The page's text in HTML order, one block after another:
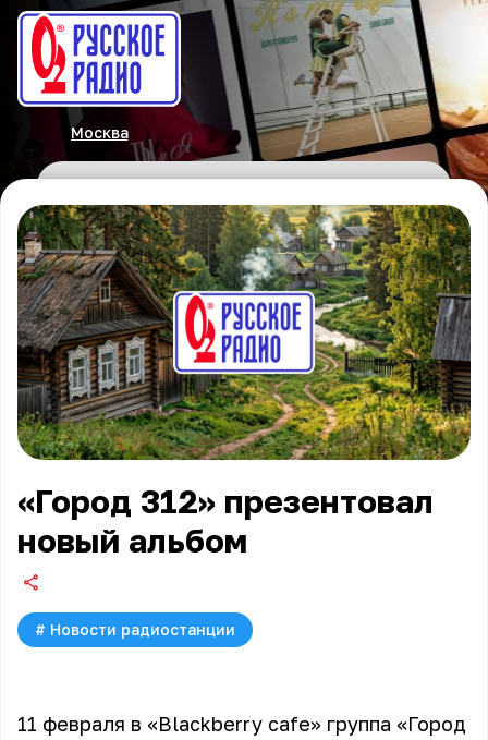
Москва
«Город 312» презентовал
новый альбом
# Новости радиостанции
11 февраля в «Blackberry cafe» группа «Город